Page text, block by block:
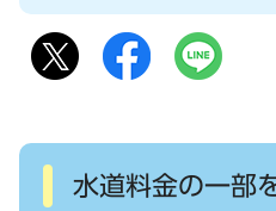
水道料金の一部